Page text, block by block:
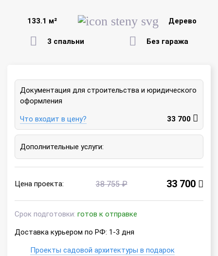
133.1 м² Дерево
3 спальни Без гаража
Документация для строительства и юридического
оформления
Что входит в цену? 33 700
Дополнительные услуги:
Цена проекта: 38 755 ₽ 33 700
Срок подготовки: готов к отправке
Доставка курьером по РФ: 1-3 дня
Проекты садовой архитектуры в подарок